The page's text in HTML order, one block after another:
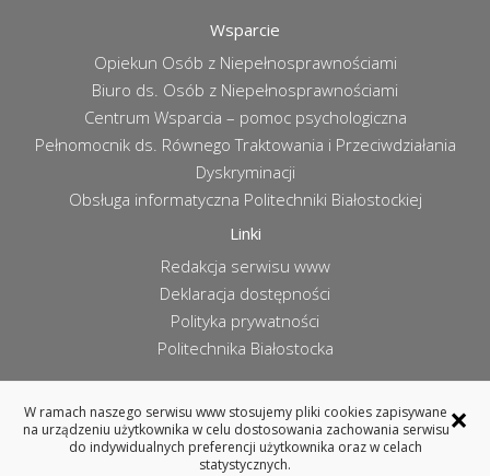
Wsparcie
Opiekun Osób z Niepełnosprawnościami
Biuro ds. Osób z Niepełnosprawnościami
Centrum Wsparcia – pomoc psychologiczna
Pełnomocnik ds. Równego Traktowania i Przeciwdziałania
Dyskryminacji
Obsługa informatyczna Politechniki Białostockiej
Linki
Redakcja serwisu www
Deklaracja dostępności
Polityka prywatności
Politechnika Białostocka
WYDZIAŁ ARCHITEKTURY
POLITECHNIKA BIAŁOSTOCKA
×
W ramach naszego serwisu www stosujemy pliki cookies zapisywane
na urządzeniu użytkownika w celu dostosowania zachowania serwisu
do indywidualnych preferencji użytkownika oraz w celach
statystycznych.